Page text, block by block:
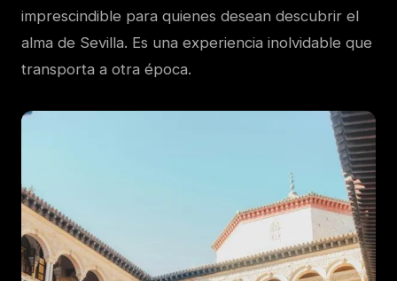
imprescindible para quienes desean descubrir el
alma de Sevilla. Es una experiencia inolvidable que
transporta a otra época.